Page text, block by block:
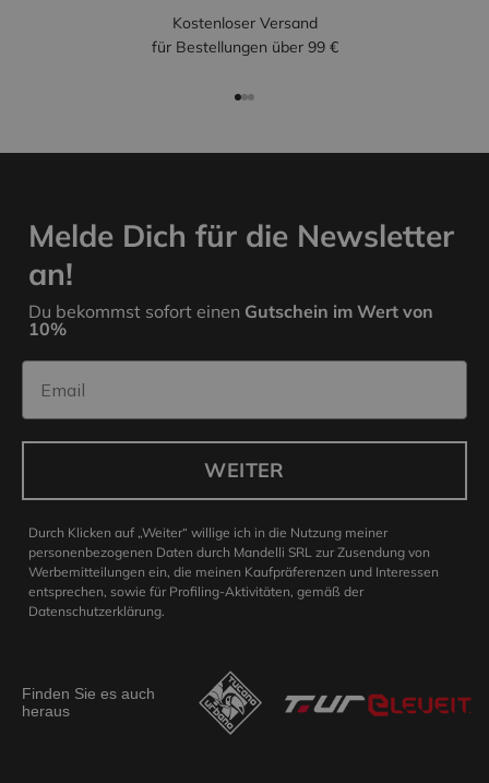
Kostenloser Versand
für Bestellungen über 99 €
Melde Dich für die Newsletter
an!
Du bekommst sofort einen Gutschein im Wert von
10%
Email
WEITER
Durch Klicken auf „Weiter“ willige ich in die Nutzung meiner
personenbezogenen Daten durch Mandelli SRL zur Zusendung von
Werbemitteilungen ein, die meinen Kaufpräferenzen und Interessen
entsprechen, sowie für Profiling-Aktivitäten, gemäß der
Datenschutzerklärung.
Finden Sie es auch
heraus